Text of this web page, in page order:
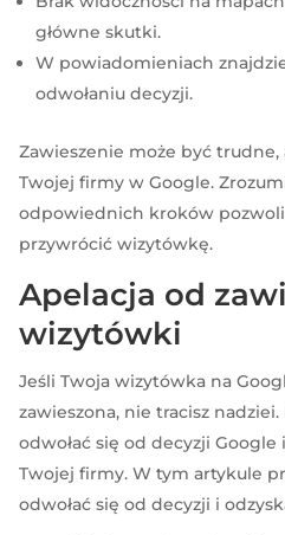
główne skutki.
W powiadomieniach
odwołaniu decyzji.
Zawieszenie może być
Twojej firmy w Google.
odpowiednich kroków pozwoli
przywrócić wizytówkę.
Apelacja od
wizytówki
Jeśli Twoja wizytówka na
zawieszona, nie tracisz
odwołać się od decyzji
Twojej firmy. W tym artykule
odwołać się od decyzji i